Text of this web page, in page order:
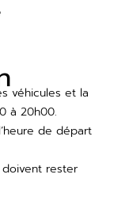
véhicules et la
à 20h00.
de départ
rester